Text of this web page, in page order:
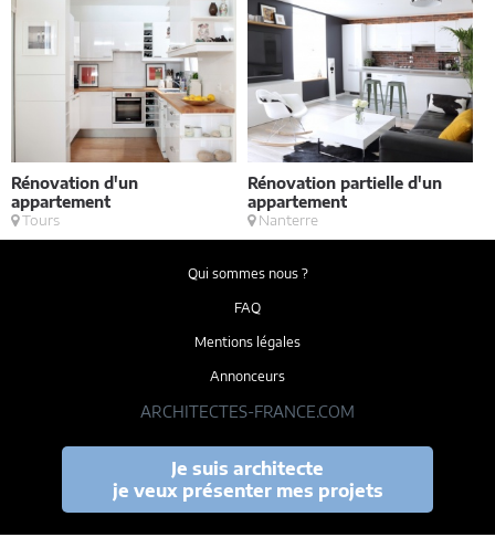
Rénovation d'un
appartement
Tours
Rénovation partielle d'un
appartement
Nanterre
Qui sommes nous ?
FAQ
Mentions légales
Annonceurs
ARCHITECTES-FRANCE.COM
Je suis architecte
je veux présenter mes projets